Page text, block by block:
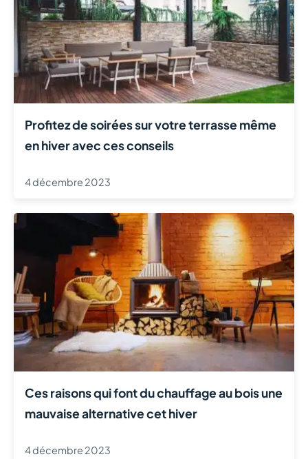
Profitez de soirées sur votre terrasse même
en hiver avec ces conseils
4 décembre 2023
Ces raisons qui font du chauffage au bois une
mauvaise alternative cet hiver
4 décembre 2023